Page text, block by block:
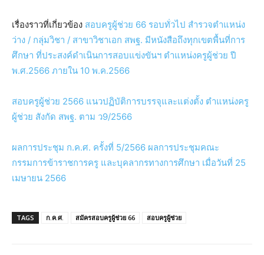
เรื่องราวที่เกี่ยวข้อง สอบครูผู้ช่วย 66 รอบทั่วไป สำรวจตำแหน่ง
ว่าง / กลุ่มวิชา / สาขาวิชาเอก สพฐ. มีหนังสือถึงทุกเขตพื้นที่การ
ศึกษา ที่ประสงค์ดำเนินการสอบแข่งขันฯ ตำแหน่งครูผู้ช่วย ปี
พ.ศ.2566 ภายใน 10 พ.ค.2566
สอบครูผู้ช่วย 2566 แนวปฏิบัติการบรรจุและแต่งตั้ง ตำแหน่งครู
ผู้ช่วย สังกัด สพฐ. ตาม ว9/2566
ผลการประชุม ก.ค.ศ. ครั้งที่ 5/2566 ผลการประชุมคณะ
กรรมการข้าราชการครู และบุคลากรทางการศึกษา เมื่อวันที่ 25
เมษายน 2566
TAGS ก.ค.ศ. สมัครสอบครูผู้ช่วย 66 สอบครูผู้ช่วย